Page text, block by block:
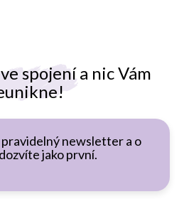
spojení a nic Vám
newsletter a o
jako první.